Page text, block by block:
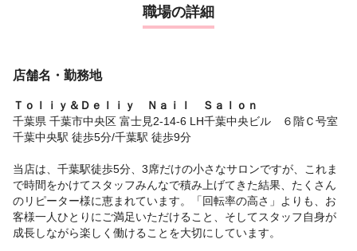
職場の詳細
店舗名・勤務地
Ｔｏｌｉｙ＆Ｄｅｌｉｙ Ｎａｉｌ Ｓａｌｏｎ
千葉県 千葉市中央区 富士見2-14-6 LH千葉中央ビル ６階Ｃ号室
千葉中央駅 徒歩5分/千葉駅 徒歩9分
当店は、千葉駅徒歩5分、3席だけの小さなサロンですが、これま
で時間をかけてスタッフみんなで積み上げてきた結果、たくさん
のリピーター様に恵まれています。「回転率の高さ」よりも、お
客様一人ひとりにご満足いただけること、そしてスタッフ自身が
成長しながら楽しく働けることを大切にしています。